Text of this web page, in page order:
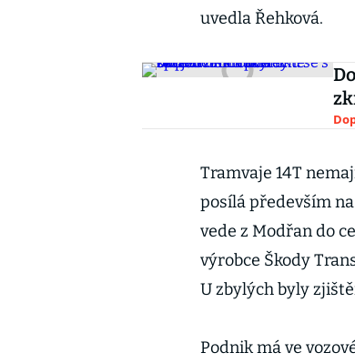
uvedla Řehková.
Tramvaje 14T
posílá především
vede z Modřan do
výrobce Škody
U zbylých byly
Podnik má ve